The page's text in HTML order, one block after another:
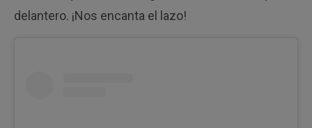
delantero. ¡Nos encanta el lazo!